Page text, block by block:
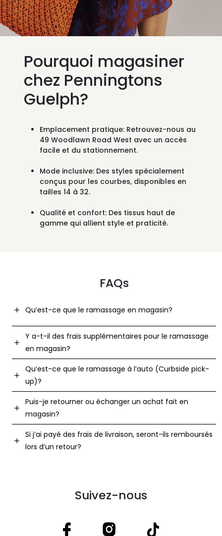
Pourquoi magasiner
chez Penningtons
Guelph?
Emplacement pratique: Retrouvez-nous au
49 Woodlawn Road West avec un accès
facile et du stationnement.
Mode inclusive: Des styles spécialement
conçus pour les courbes, disponibles en
tailles 14 à 32.
Qualité et confort: Des tissus haut de
gamme qui allient style et praticité.
FAQs
Qu’est-ce que le ramassage en magasin?
Y a-t-il des frais supplémentaires pour le ramassage
en magasin?
Qu’est-ce que le ramassage à l’auto (Curbside pick-
up)?
Puis-je retourner ou échanger un achat fait en
magasin?
Si j’ai payé des frais de livraison, seront-ils remboursés
lors d’un retour?
Suivez-nous